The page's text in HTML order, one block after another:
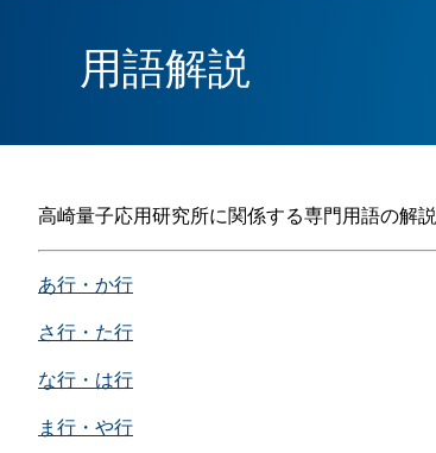
用語解説
高崎量子応用研究所に関係する専門用語の解説
あ行・か行
さ行・た行
な行・は行
ま行・や行